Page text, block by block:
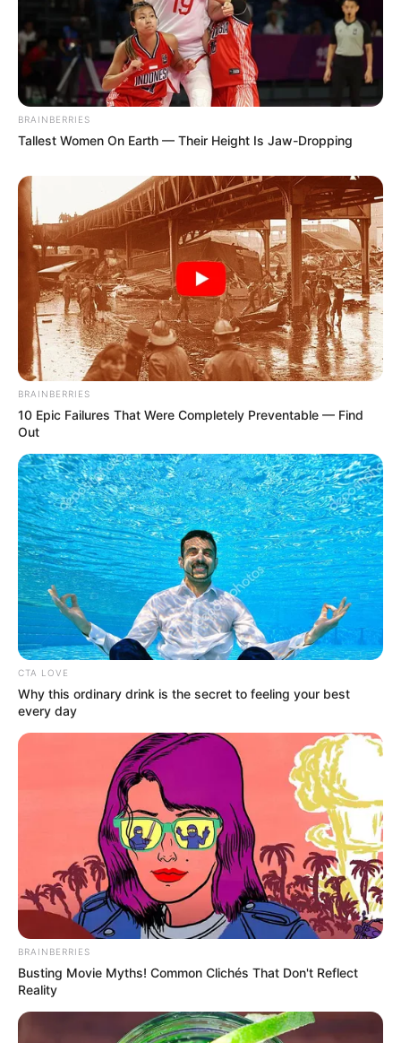
BRAINBERRIES
Tallest Women On Earth — Their Height Is Jaw-Dropping
BRAINBERRIES
10 Epic Failures That Were Completely Preventable — Find
Out
CTA LOVE
Why this ordinary drink is the secret to feeling your best
every day
BRAINBERRIES
Busting Movie Myths! Common Clichés That Don't Reflect
Reality